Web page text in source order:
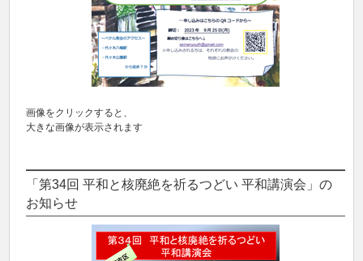
画像をクリックすると、
大きな画像が表示されます
「第34回 平和と核廃絶を祈るつどい 平和講演会」の
お知らせ